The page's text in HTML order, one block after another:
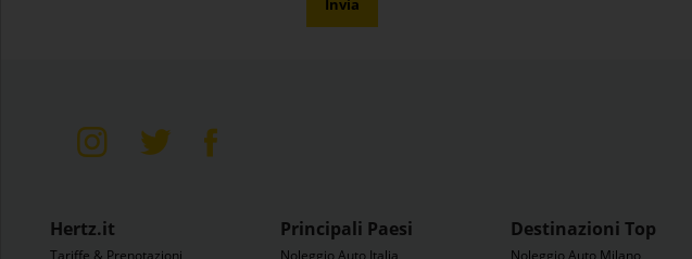
Invia
Hertz.it
Tariffe & Prenotazioni
Principali Paesi
Noleggio Auto Italia
Destinazioni Top
Noleggio Auto Milano